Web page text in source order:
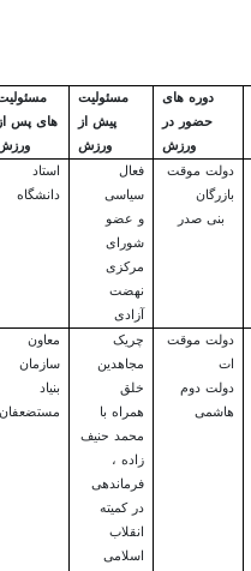
دوره های
حضور در
ورزش
مسئولیت
پیش از
ورزش
های پس
دولت موقت
بازرگان
بنی صدر
فعال
سیاسی
و عضو
شورای
مرکزی
نهضت
آزادی
استاد
دانشگاه
دولت موقت
تا
دولت دوم
هاشمی
چریک
مجاهدین
خلق
همراه با
محمد حنیف
زاده ،
فرماندهی
در کمیته
انقلاب
اسلامی
معاون
سازمان
بنیاد